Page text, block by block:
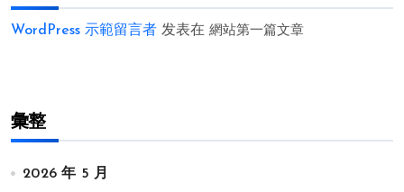
WordPress 示範留言者 发表在 網站第一篇文章
彙整
2026 年 5 月